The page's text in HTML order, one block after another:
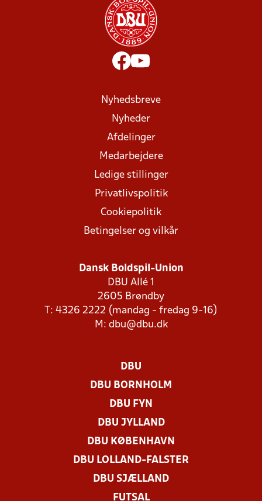
Nyhedsbreve
Nyheder
Afdelinger
Medarbejdere
Ledige stillinger
Privatlivspolitik
Cookiepolitik
Betingelser og vilkår
Dansk Boldspil-Union
DBU Allé 1
2605 Brøndby
T: 4326 2222 (mandag - fredag 9-16)
M: dbu@dbu.dk
DBU
DBU BORNHOLM
DBU FYN
DBU JYLLAND
DBU KØBENHAVN
DBU LOLLAND-FALSTER
DBU SJÆLLAND
FUTSAL